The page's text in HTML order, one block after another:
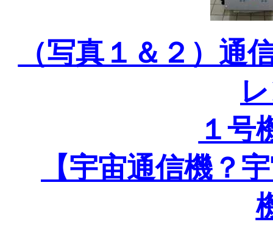
（写真１＆２）通
１号
【宇宙通信機？